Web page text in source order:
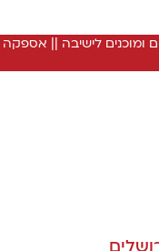
ומוכנים לישיבה || אספקה